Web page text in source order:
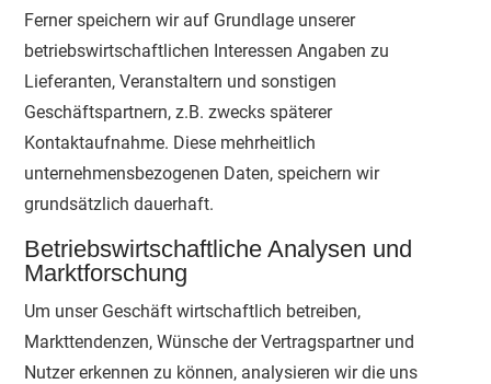
Ferner speichern wir auf Grundlage unserer
betriebswirtschaftlichen Interessen Angaben zu
Lieferanten, Veranstaltern und sonstigen
Geschäftspartnern, z.B. zwecks späterer
Kontaktaufnahme. Diese mehrheitlich
unternehmensbezogenen Daten, speichern wir
grundsätzlich dauerhaft.
Betriebswirtschaftliche Analysen und
Marktforschung
Um unser Geschäft wirtschaftlich betreiben,
Markttendenzen, Wünsche der Vertragspartner und
Nutzer erkennen zu können, analysieren wir die uns